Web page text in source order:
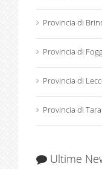
Provincia di
Provincia di
Provincia di
Provincia di
Ultime